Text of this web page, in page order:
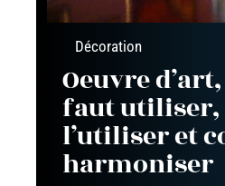
Décoration
Oeuvre
faut utiliser,
l’utiliser et
harmoniser